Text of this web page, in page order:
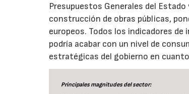
Presupuestos Generales del
construcción de obras públicas,
europeos. Todos los indicadores
podría acabar con un nivel de
estratégicas del gobierno en
Principales magnitudes del sector: